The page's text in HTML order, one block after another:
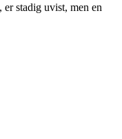
stadig uvist, men en